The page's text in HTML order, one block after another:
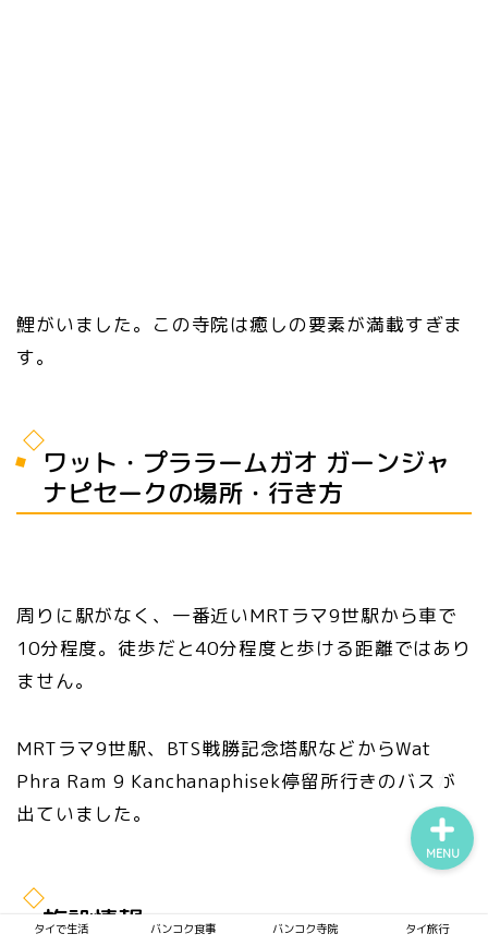
鯉がいました。この寺院は癒しの要素が満載すぎま
す。
ワット・プララームガオ ガーンジャ
ナピセークの場所・行き方
周りに駅がなく、一番近いMRTラマ9世駅から車で
10分程度。徒歩だと40分程度と歩ける距離ではあり
ません。
MRTラマ9世駅、BTS戦勝記念塔駅などからWat
Phra Ram 9 Kanchanaphisek停留所行きのバスが
出ていました。
施設情報
タイで生活 バンコク食事 バンコク寺院 タイ旅行
MENU
バンコク食事